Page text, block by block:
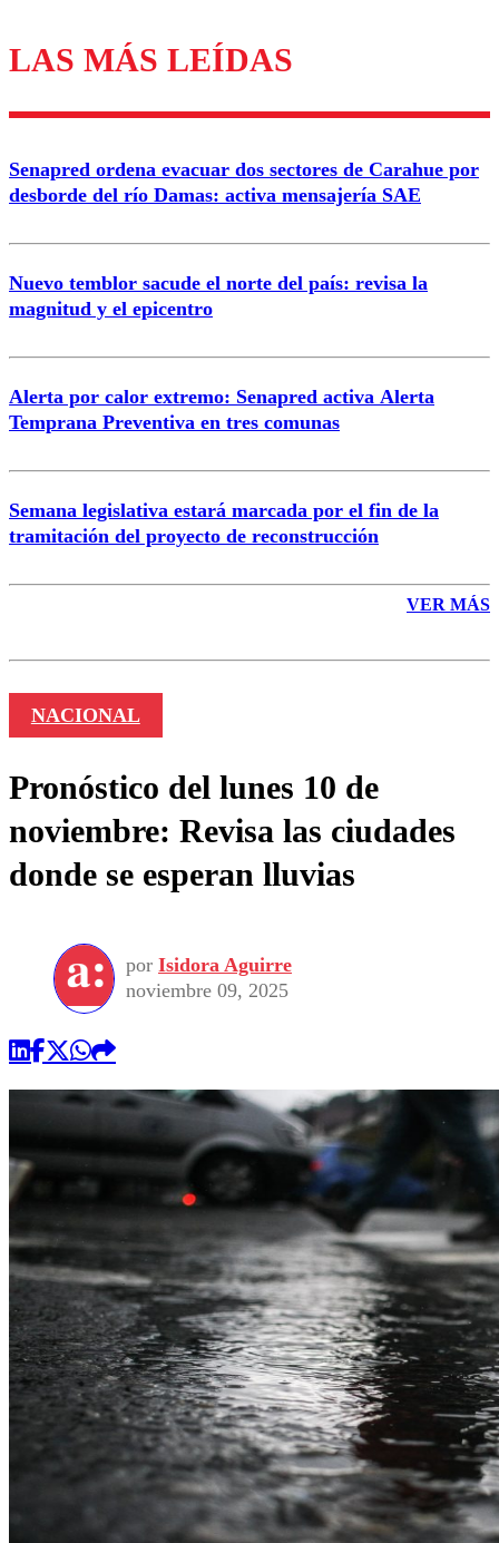
Los comentarios son moderados para garantizar un
diálogo respetuoso.
Nombre
Correo
LAS MÁS LEÍDAS
Senapred ordena evacuar dos sectores de Carahue por
desborde del río Damas: activa mensajería SAE
Nuevo temblor sacude el norte del país: revisa la
magnitud y el epicentro
Alerta por calor extremo: Senapred activa Alerta
Temprana Preventiva en tres comunas
Semana legislativa estará marcada por el fin de la
tramitación del proyecto de reconstrucción
VER MÁS
NACIONAL
Pronóstico del lunes 10 de
noviembre: Revisa las ciudades
donde se esperan lluvias
por Isidora Aguirre
noviembre 09, 2025